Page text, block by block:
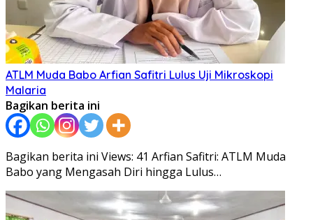
ATLM Muda Babo Arfian Safitri Lulus Uji Mikroskopi
Malaria
Bagikan berita ini
Bagikan berita ini Views: 41 Arfian Safitri: ATLM Muda
Babo yang Mengasah Diri hingga Lulus…